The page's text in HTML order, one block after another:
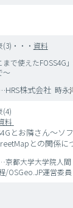
・・・ 資料
まで使えたFOSS4G」
～
…HRS株式会社 時永
(4)
料
とお隣さん～ソ
との関係に
京都大学大学院人間
/OSGeo.JP運営委